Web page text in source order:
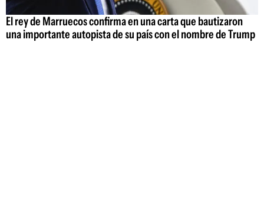
El rey de Marruecos confirma en una carta que bautizaron
una importante autopista de su país con el nombre de Trump